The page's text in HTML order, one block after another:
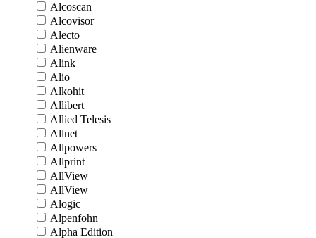
Alcoscan
Alcovisor
Alecto
Alienware
Alink
Alio
Alkohit
Allibert
Allied Telesis
Allnet
Allpowers
Allprint
AllView
AllView
Alogic
Alpenfohn
Alpha Edition